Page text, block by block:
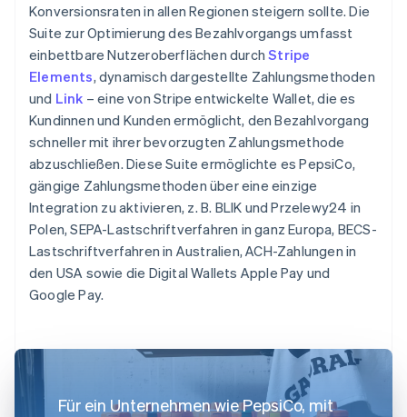
Konversionsraten in allen Regionen steigern sollte. Die
Suite zur Optimierung des Bezahlvorgangs umfasst
einbettbare Nutzeroberflächen durchStripe
Elements, dynamisch dargestellte Zahlungsmethoden
und Link – eine von Stripe entwickelte Wallet, die es
Kundinnen und Kunden ermöglicht, den Bezahlvorgang
schneller mit ihrer bevorzugten Zahlungsmethode
abzuschließen. Diese Suite ermöglichte es PepsiCo,
gängige Zahlungsmethoden über eine einzige
Integration zu aktivieren, z. B. BLIK und Przelewy24 in
Polen, SEPA-Lastschriftverfahren in ganz Europa, BECS-
Lastschriftverfahren in Australien, ACH-Zahlungen in
den USA sowie die Digital Wallets Apple Pay und
Google Pay.
Für ein Unternehmen wie PepsiCo, mit